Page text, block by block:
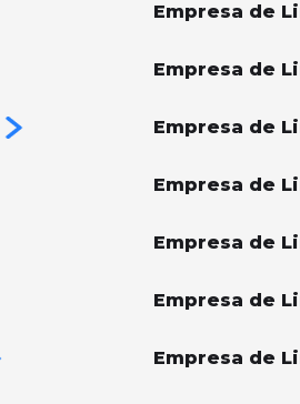
Empresa de
Empresa de
Empresa de
Empresa de
Empresa de
Empresa de
Empresa de